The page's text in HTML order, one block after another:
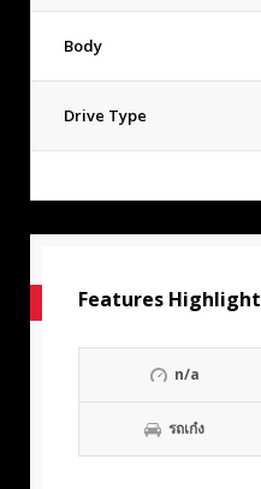
Body
Drive Type
Features Highlight
n/a
รถเก๋ง